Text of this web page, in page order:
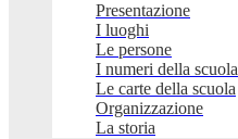
Presentazione
I luoghi
Le persone
I numeri della scuola
Le carte della scuola
Organizzazione
La storia